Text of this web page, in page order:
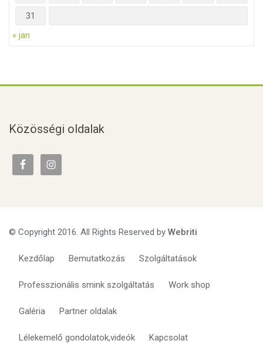
31
« jan
Közösségi oldalak
© Copyright 2016. All Rights Reserved by Webriti
Kezdőlap Bemutatkozás Szolgáltatások
Professzionális smink szolgáltatás Work shop
Galéria Partner oldalak
Lélekemelő gondolatok,videók Kapcsolat